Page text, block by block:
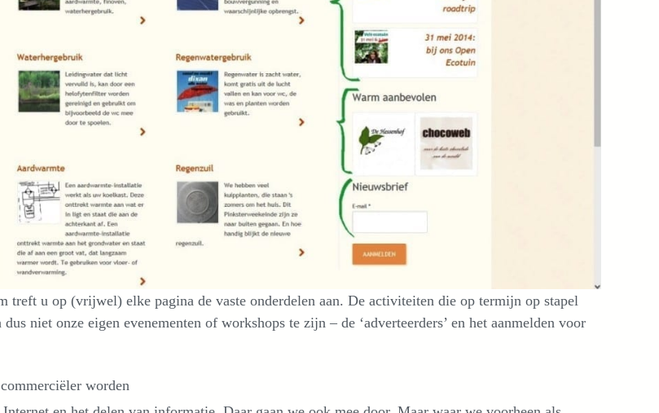
treft u op (vrijwel) elke pagina de vaste onderdelen aan. De activiteiten die op termijn op stapel
dus niet onze eigen evenementen of workshops te zijn – de ‘adverteerders’ en het aanmelden voor
worden